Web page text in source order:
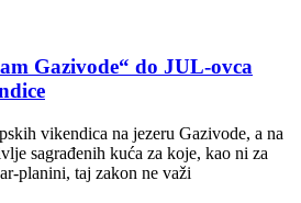
Gazivode“ do JUL-ovca
vikendica na jezeru Gazivode, a na
sagrađenih kuća za koje, kao ni za
planini, taj zakon ne važi